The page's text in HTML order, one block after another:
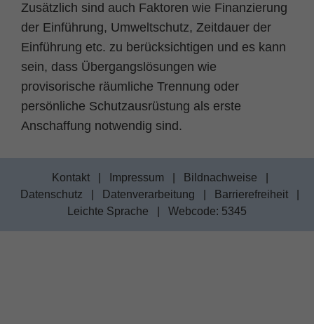
Zusätzlich sind auch Faktoren wie Finanzierung
der Einführung, Umweltschutz, Zeitdauer der
Einführung etc. zu berücksichtigen und es kann
sein, dass Übergangslösungen wie
provisorische räumliche Trennung oder
persönliche Schutzausrüstung als erste
Anschaffung notwendig sind.
Kontakt Impressum Bildnachweise
Datenschutz
Datenverarbeitung Barrierefreiheit
Leichte Sprache
Webcode: 5345